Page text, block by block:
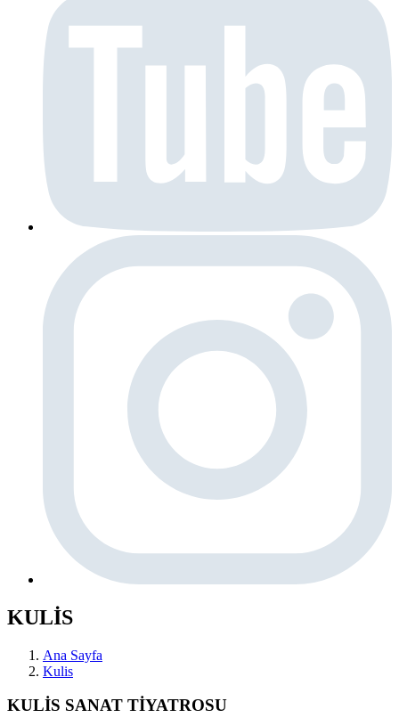
KULİS
Ana Sayfa
Kulis
KULİS SANAT TİYATROSU